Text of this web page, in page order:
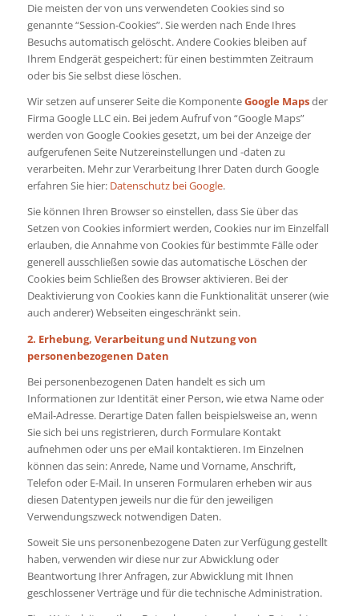
Die meisten der von uns verwendeten Cookies sind so
genannte “Session-Cookies”. Sie werden nach Ende Ihres
Besuchs automatisch gelöscht. Andere Cookies bleiben auf
Ihrem Endgerät gespeichert: für einen bestimmten Zeitraum
oder bis Sie selbst diese löschen.
Wir setzen auf unserer Seite die KomponenteGoogle Mapsder
Firma Google LLC ein. Bei jedem Aufruf von “Google Maps”
werden von Google Cookies gesetzt, um bei der Anzeige der
aufgerufenen Seite Nutzereinstellungen und -daten zu
verarbeiten. Mehr zur Verarbeitung Ihrer Daten durch Google
erfahren Sie hier: Datenschutz bei Google.
Sie können Ihren Browser so einstellen, dass Sie über das
Setzen von Cookies informiert werden, Cookies nur im Einzelfall
erlauben, die Annahme von Cookies für bestimmte Fälle oder
generell ausschließen sowie das automatische Löschen der
Cookies beim Schließen des Browser aktivieren. Bei der
Deaktivierung von Cookies kann die Funktionalität unserer (wie
auch anderer) Webseiten eingeschränkt sein.
2. Erhebung, Verarbeitung und Nutzung von
personenbezogenen Daten
Bei personenbezogenen Daten handelt es sich um
Informationen zur Identität einer Person, wie etwa Name oder
eMail-Adresse. Derartige Daten fallen beispielsweise an, wenn
Sie sich bei uns registrieren, durch Formulare Kontakt
aufnehmen oder uns per eMail kontaktieren. Im Einzelnen
können das sein: Anrede, Name und Vorname, Anschrift,
Telefon oder E-Mail. In unseren Formularen erheben wir aus
diesen Datentypen jeweils nur die für den jeweiligen
Verwendungszweck notwendigen Daten.
Soweit Sie uns personenbezogene Daten zur Verfügung gestellt
haben, verwenden wir diese nur zur Abwicklung oder
Beantwortung Ihrer Anfragen, zur Abwicklung mit Ihnen
geschlossener Verträge und für die technische Administration.